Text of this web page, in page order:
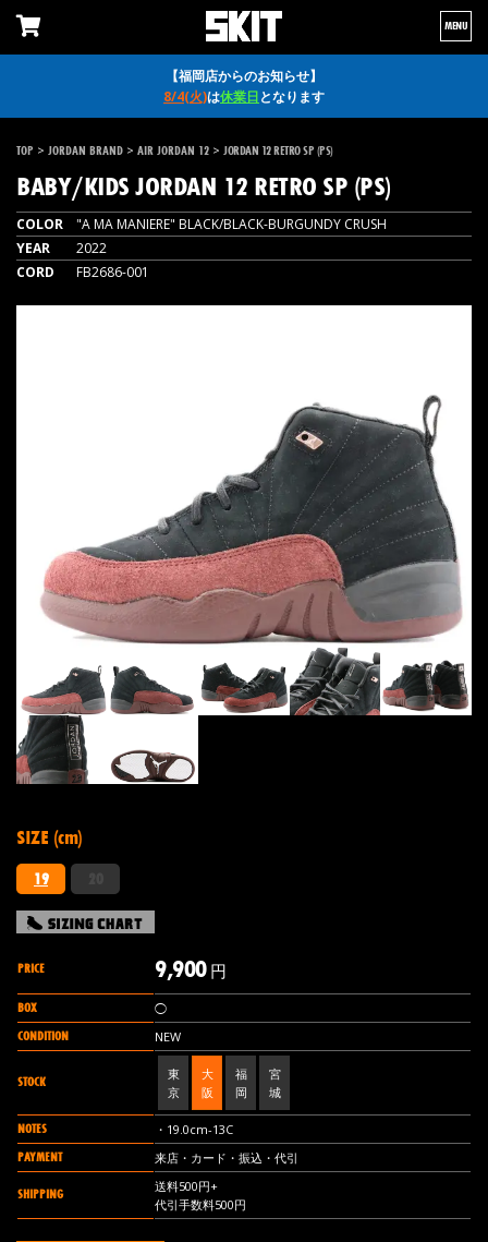
【福岡店からのお知らせ】
8/4(火)は休業日となります
MENU
TOP > JORDAN BRAND > AIR JORDAN 12 > JORDAN 12 RETRO SP (PS)
BABY/KIDS JORDAN 12 RETRO SP (PS)
COLOR
"A MA MANIERE" BLACK/BLACK-BURGUNDY CRUSH
YEAR
2022
CORD
FB2686-001
SIZE (cm)
19
PRICE 9,900円
BOX ◯
CONDITION NEW
STOCK
東
京
大
阪
福
岡
宮
城
NOTES ・19.0cm-13C
PAYMENT 来店・カード・振込・代引
SHIPPING
送料500円+
代引手数料500円